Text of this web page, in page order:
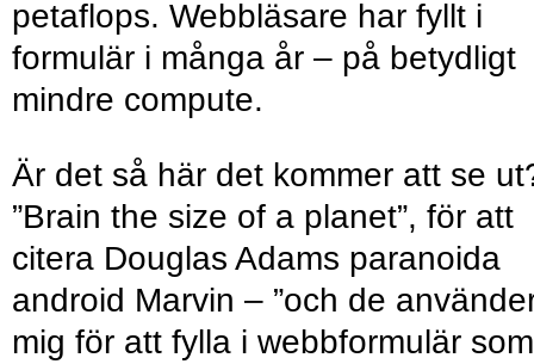
petaflops. Webbläsare har fyllt i
formulär i många år – på betydligt
mindre compute.
Är det så här det kommer att se
”Brain the size of a planet”, för att
citera Douglas Adams paranoida
android Marvin – ”och de
mig för att fylla i webbformulär som